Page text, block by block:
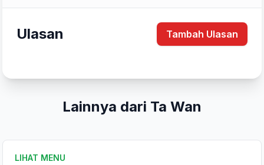
Ulasan Tambah Ulasan
Lainnya dari Ta Wan
LIHAT MENU